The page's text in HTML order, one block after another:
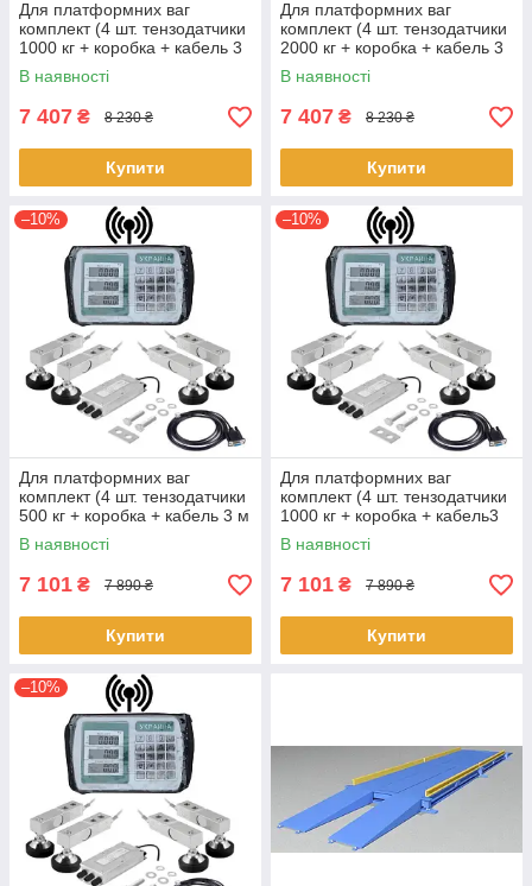
Для платформних ваг
комплект (4 шт. тензодатчики
1000 кг + коробка + кабель 3
м + T7E)
В наявності
7 407 ₴ 8 230 ₴
Купити
Для платформних ваг
комплект (4 шт. тензодатчики
2000 кг + коробка + кабель 3
м + T7E)
В наявності
7 407 ₴ 8 230 ₴
Купити
–10%
Для платформних ваг
комплект (4 шт. тензодатчики
500 кг + коробка + кабель 3 м
+ Djen Fa A9-Україна Wi-Fi)
В наявності
7 101 ₴ 7 890 ₴
Купити
–10%
Для платформних ваг
комплект (4 шт. тензодатчики
1000 кг + коробка + кабель3
м + Djen Fa A9-Україна Wi-Fi)
В наявності
7 101 ₴ 7 890 ₴
Купити
–10%